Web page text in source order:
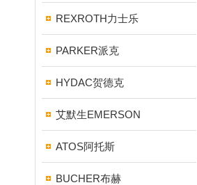
REXROTH力士乐
PARKER派克
HYDAC贺德克
艾默生EMERSON
ATOS阿托斯
BUCHER布赫